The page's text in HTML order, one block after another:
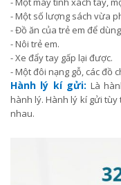
- Một số lượng sách vừa
- Đồ ăn của trẻ em để
- Nôi trẻ em.
- Xe đẩy tay gấp lại được.
- Một đôi nạng gỗ, các đồ
Hành lý kí gửi: Là
hành lý. Hành lý kí gửi
nhau.